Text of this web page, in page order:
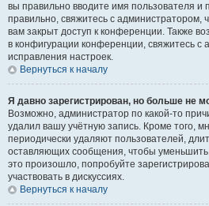
вы правильно вводите имя пользователя
правильно, свяжитесь с администратором,
вам закрыт доступ к конференции. Также
в конфигурации конференции, свяжитесь с
исправления настроек.
Вернуться к началу
Я давно зарегистрирован, но больше не
Возможно, администратор по какой-то
удалил вашу учётную запись. Кроме того,
периодически удаляют пользователей,
оставляющих сообщения, чтобы
это произошло, попробуйте
участвовать в дискуссиях.
Вернуться к началу